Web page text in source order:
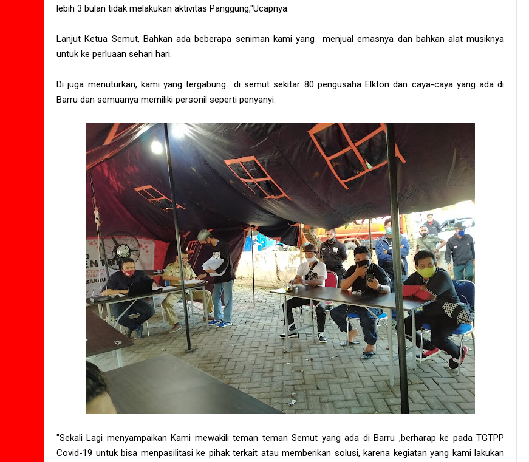
lebih 3 bulan tidak melakukan aktivitas Panggung,"Ucapnya.
Lanjut Ketua Semut, Bahkan ada beberapa seniman kami yang menjual emasnya dan bahkan alat musiknya
untuk ke perluaan sehari hari.
Di juga menuturkan, kami yang tergabung di semut sekitar 80 pengusaha Elkton dan caya-caya yang ada di
Barru dan semuanya memiliki personil seperti penyanyi.
"Sekali Lagi menyampaikan Kami mewakili teman teman Semut yang ada di Barru ,berharap ke pada TGTPP
Covid-19 untuk bisa menpasilitasi ke pihak terkait atau memberikan solusi, karena kegiatan yang kami lakukan